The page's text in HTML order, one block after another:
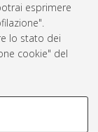
esprimere
lo stato dei
cookie" del